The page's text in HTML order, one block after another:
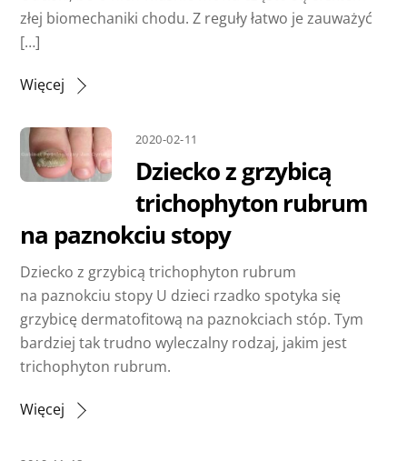
złej biomechaniki chodu. Z reguły łatwo je zauważyć
[…]
Więcej
2020-02-11
Dziecko z grzybicą
trichophyton rubrum
na paznokciu stopy
Dziecko z grzybicą trichophyton rubrum
na paznokciu stopy U dzieci rzadko spotyka się
grzybicę dermatofitową na paznokciach stóp. Tym
bardziej tak trudno wyleczalny rodzaj, jakim jest
trichophyton rubrum.
Więcej